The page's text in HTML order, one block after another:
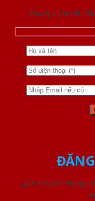
Đăng ký nhận
Liên hệ với chúng